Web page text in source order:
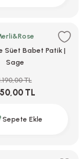
Süet Babet Patik |
Sage
TL
TL
Sepete Ekle